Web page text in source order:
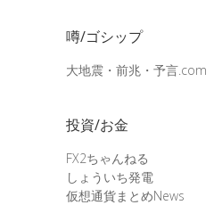
噂/ゴシップ
大地震・前兆・予言.com
投資/お金
FX2ちゃんねる
しょういち発電
仮想通貨まとめNews